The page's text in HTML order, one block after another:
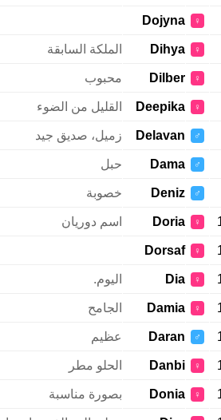
♀
Dojyna
♀
Dihya الملكة السابقة
♀
Dilber محبوب
♀
Deepika القليل من الضوء
♂
Delavan زميل، صديق جيد
♂
Dama حبل
♂
Deniz خصوبة
♀
Doria اسم دوريان
♀
Dorsaf
♀
Dia اليوم.
♀
Damia الجامح
♂
Daran عظيم
♀
Danbi الحلو مطر
♀
Donia بصورة مناسبة